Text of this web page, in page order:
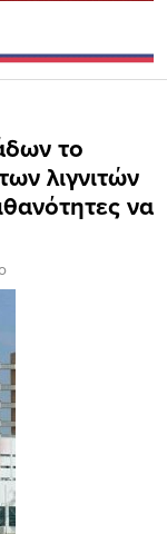
το
λιγνιτών
να